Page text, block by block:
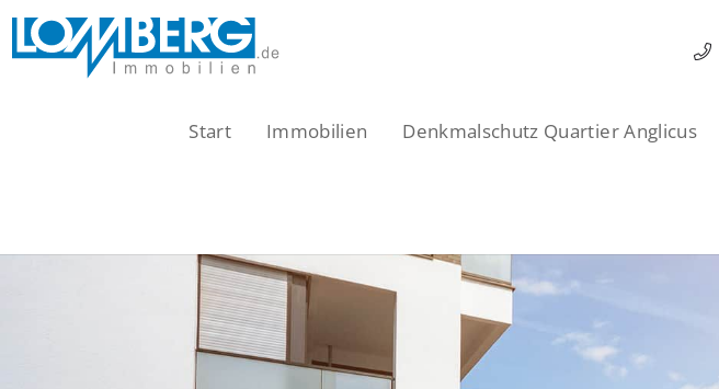
Zum
Inhalt
Start Immobilien Denkmalschutz Quartier Anglicus